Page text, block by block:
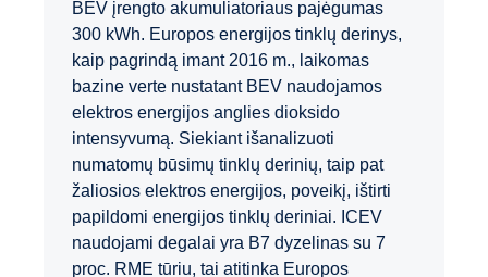
BEV įrengto akumuliatoriaus pajėgumas
300 kWh. Europos energijos tinklų derinys,
kaip pagrindą imant 2016 m., laikomas
bazine verte nustatant BEV naudojamos
elektros energijos anglies dioksido
intensyvumą. Siekiant išanalizuoti
numatomų būsimų tinklų derinių, taip pat
žaliosios elektros energijos, poveikį, ištirti
papildomi energijos tinklų deriniai. ICEV
naudojami degalai yra B7 dyzelinas su 7
proc. RME tūriu, tai atitinka Europos